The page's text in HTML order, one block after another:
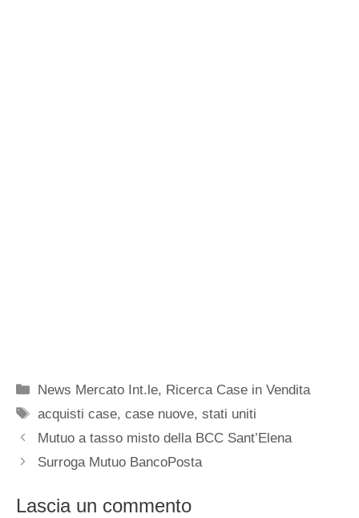
Categorie
News Mercato Int.le, Ricerca Case in Vendita
Tag
acquisti case,case nuove,stati uniti
Mutuo a tasso misto della BCC Sant’Elena
Surroga Mutuo BancoPosta
Lascia un commento